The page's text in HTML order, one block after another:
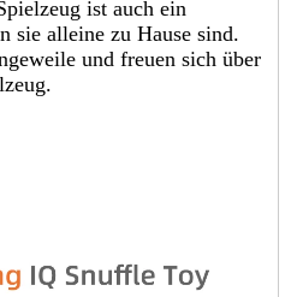
ist auch ein
sie alleine zu Hause sind.
und freuen sich über